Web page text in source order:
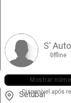
S'
Offline
+351 927 •••
Mostrar
Disponível após
Setúbal